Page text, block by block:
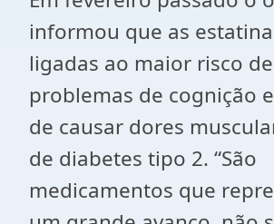
informou que as
ligadas ao maior risco de
problemas de cognição
de causar dores
de diabetes tipo 2. “São
medicamentos que